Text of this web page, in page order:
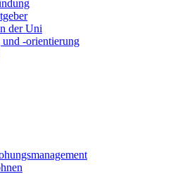
der Uni
-orientierung